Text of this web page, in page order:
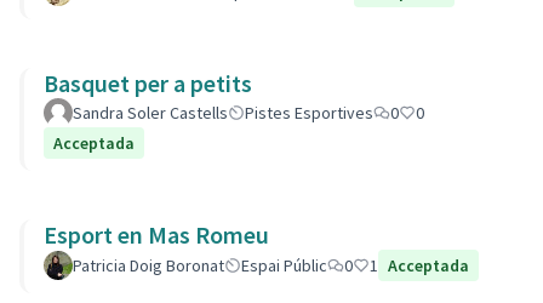
Basquet per a petits
Sandra Soler Castells Pistes Esportives 0
0
Acceptada
Esport en Mas Romeu
Patricia Doig Boronat Espai Públic 0 1 Acceptada